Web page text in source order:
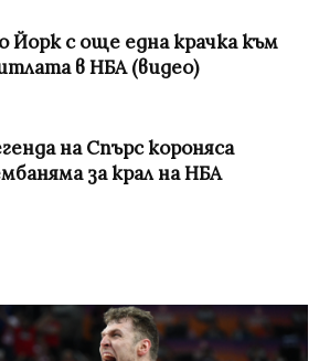
Йорк с още една крачка към
в НБА (видео)
на Спърс короняса
за крал на НБА